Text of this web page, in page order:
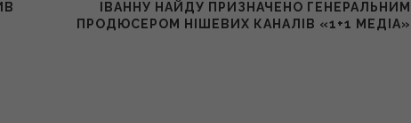
ІВАННУ НАЙДУ ПРИЗНАЧЕНО ГЕНЕРАЛЬНИМ
ПРОДЮСЕРОМ НІШЕВИХ КАНАЛІВ «1+1 МЕДІА»